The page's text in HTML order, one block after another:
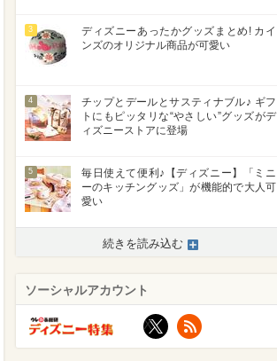
3
ディズニーあったかグッズまとめ! カイ
ンズのオリジナル商品が可愛い
4
チップとデールとサスティナブル♪ ギフ
トにもピッタリな“やさしい”グッズがデ
ィズニーストアに登場
5
毎日使えて便利♪【ディズニー】「ミニ
ーのキッチングッズ」が機能的で大人可
愛い
続きを読み込む
ソーシャルアカウント
X